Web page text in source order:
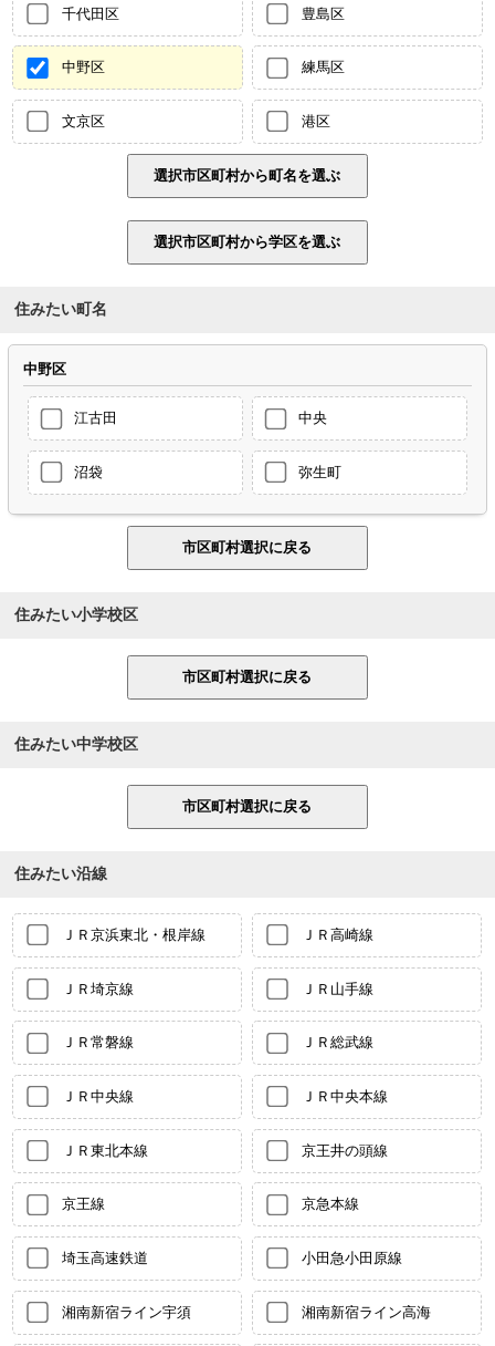
千代田区 豊島区
中野区 練馬区
文京区 港区
住みたい町名
中野区
江古田 中央
沼袋 弥生町
住みたい小学校区
住みたい中学校区
住みたい沿線
ＪＲ京浜東北・根岸線 ＪＲ高崎線
ＪＲ埼京線 ＪＲ山手線
ＪＲ常磐線 ＪＲ総武線
ＪＲ中央線 ＪＲ中央本線
ＪＲ東北本線 京王井の頭線
京王線 京急本線
埼玉高速鉄道 小田急小田原線
湘南新宿ライン宇須 湘南新宿ライン高海